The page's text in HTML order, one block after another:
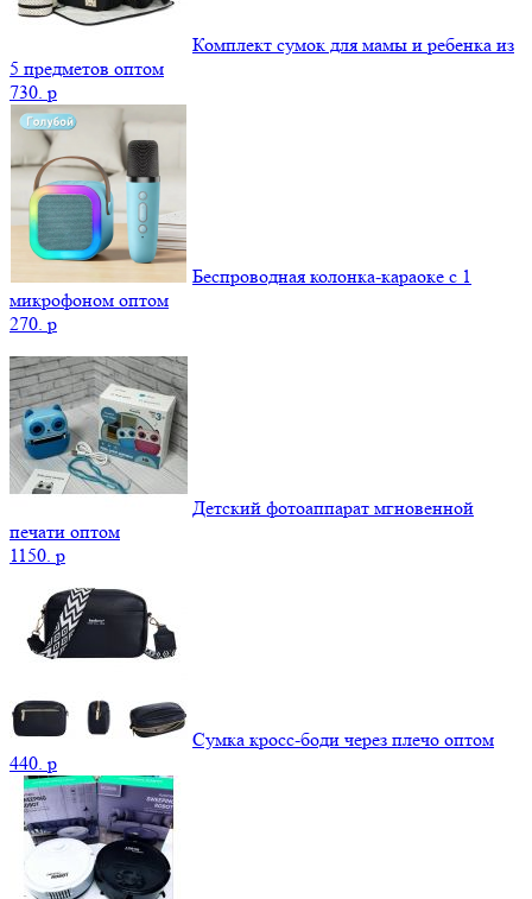
Комплект сумок для мамы и ребенка из
5 предметов оптом
730. p
Беспроводная колонка-караоке с 1
микрофоном оптом
270. p
Детский фотоаппарат мгновенной
печати оптом
1150. p
Сумка кросс-боди через плечо оптом
440. p